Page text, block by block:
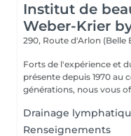
Institut de
Weber-Krier
290, Route d'Arlon (Belle
Forts de l'expérience et
présente depuis 1970 au
générations, nous vous
Drainage
Renseignements